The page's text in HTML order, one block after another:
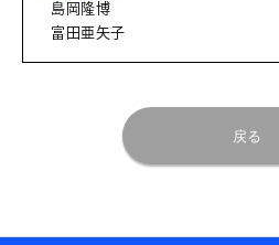
島岡隆博
富田亜矢子
戻る